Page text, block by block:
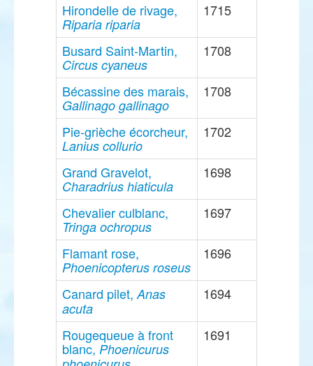
Hirondelle de rivage,
Riparia riparia
1715
Busard Saint-Martin,
Circus cyaneus
1708
Bécassine des marais,
Gallinago gallinago
1708
Pie-grièche écorcheur,
Lanius collurio
1702
Grand Gravelot,
Charadrius hiaticula
1698
Chevalier culblanc,
Tringa ochropus
1697
Flamant rose,
Phoenicopterus roseus
1696
Canard pilet,Anas
acuta
1694
Rougequeue à front
blanc, Phoenicurus
1691